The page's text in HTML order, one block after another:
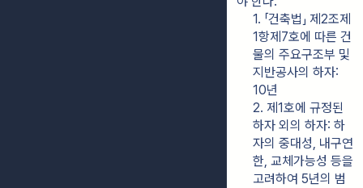
1. 「건축법」 제2조제
1항제7호에 따른 건
물의 주요구조부 및
지반공사의 하자:
10년
2. 제1호에 규정된
하자 외의 하자: 하
자의 중대성, 내구연
한, 교체가능성 등을
고려하여 5년의 범